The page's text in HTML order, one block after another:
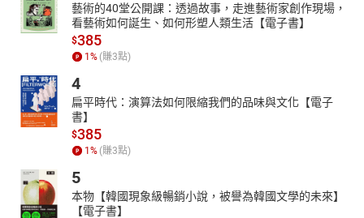
藝術的40堂公開課：透過故事，走進藝術家創作現場，
看藝術如何誕生、如何形塑人類生活【電子書】
$385
1 % (賺3點)
4
扁平時代：演算法如何限縮我們的品味與文化【電子
書】
$385
1 % (賺3點)
5
本物【韓國現象級暢銷小說，被譽為韓國文學的未來】
【電子書】